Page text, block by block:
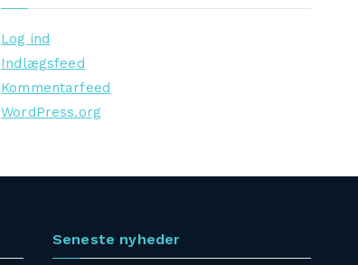
Log ind
Indlægsfeed
Kommentarfeed
WordPress.org
Seneste nyheder